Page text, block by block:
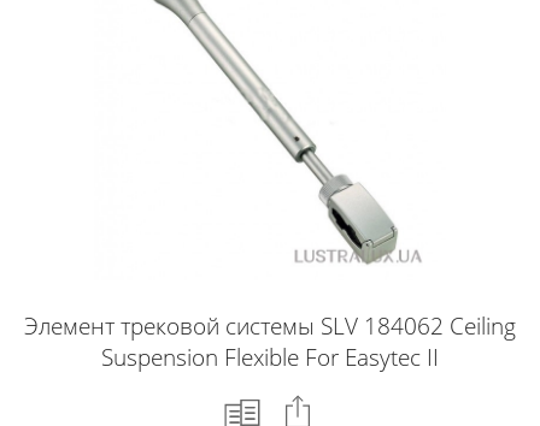
Элемент трековой системы SLV 184062 Ceiling
Suspension Flexible For Easytec II